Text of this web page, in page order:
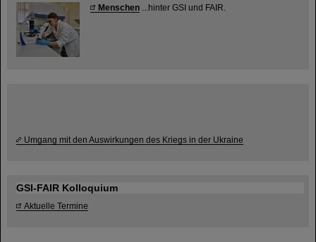
Menschen ...hinter GSI und FAIR.
Umgang mit den Auswirkungen des Kriegs in der Ukraine
GSI-FAIR Kolloquium
Aktuelle Termine